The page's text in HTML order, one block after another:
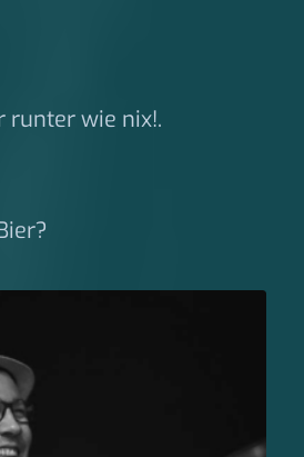
runter wie nix!.